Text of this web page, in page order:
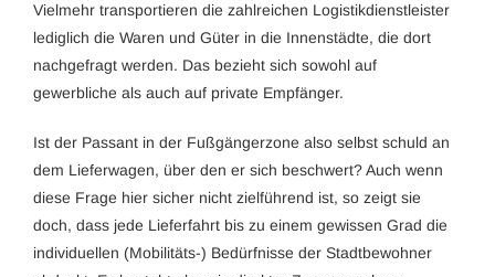
Vielmehr transportieren die zahlreichen Logistikdienstleister
lediglich die Waren und Güter in die Innenstädte, die dort
nachgefragt werden. Das bezieht sich sowohl auf
gewerbliche als auch auf private Empfänger.
Ist der Passant in der Fußgängerzone also selbst schuld an
dem Lieferwagen, über den er sich beschwert? Auch wenn
diese Frage hier sicher nicht zielführend ist, so zeigt sie
doch, dass jede Lieferfahrt bis zu einem gewissen Grad die
individuellen (Mobilitäts-) Bedürfnisse der Stadtbewohner